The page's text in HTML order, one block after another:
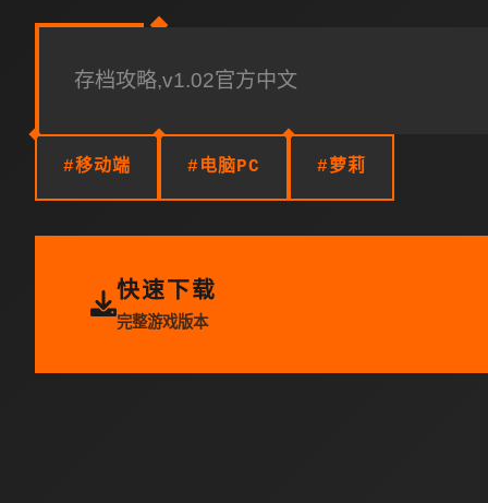
存档攻略,v1.02官方中文
#移动端 #电脑PC #萝莉
快速下载
完整游戏版本